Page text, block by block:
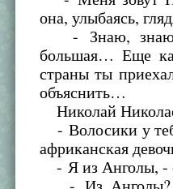
она, улыбаясь,
- Знаю, знаю,
большая… Еще
страны ты
объяснить…
Николай
- Волосики у
африканская
- Я из Анголы, -